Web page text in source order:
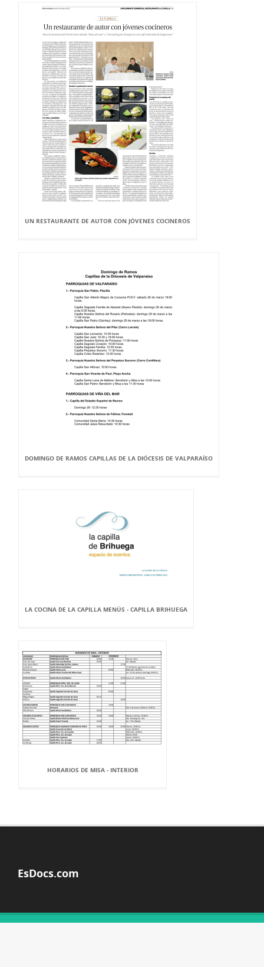
UN RESTAURANTE DE AUTOR CON JÓVENES COCINEROS
DOMINGO DE RAMOS CAPILLAS DE LA DIÓCESIS DE VALPARAÍSO
LA COCINA DE LA CAPILLA MENÚS - CAPILLA BRIHUEGA
HORARIOS DE MISA - INTERIOR
EsDocs.com